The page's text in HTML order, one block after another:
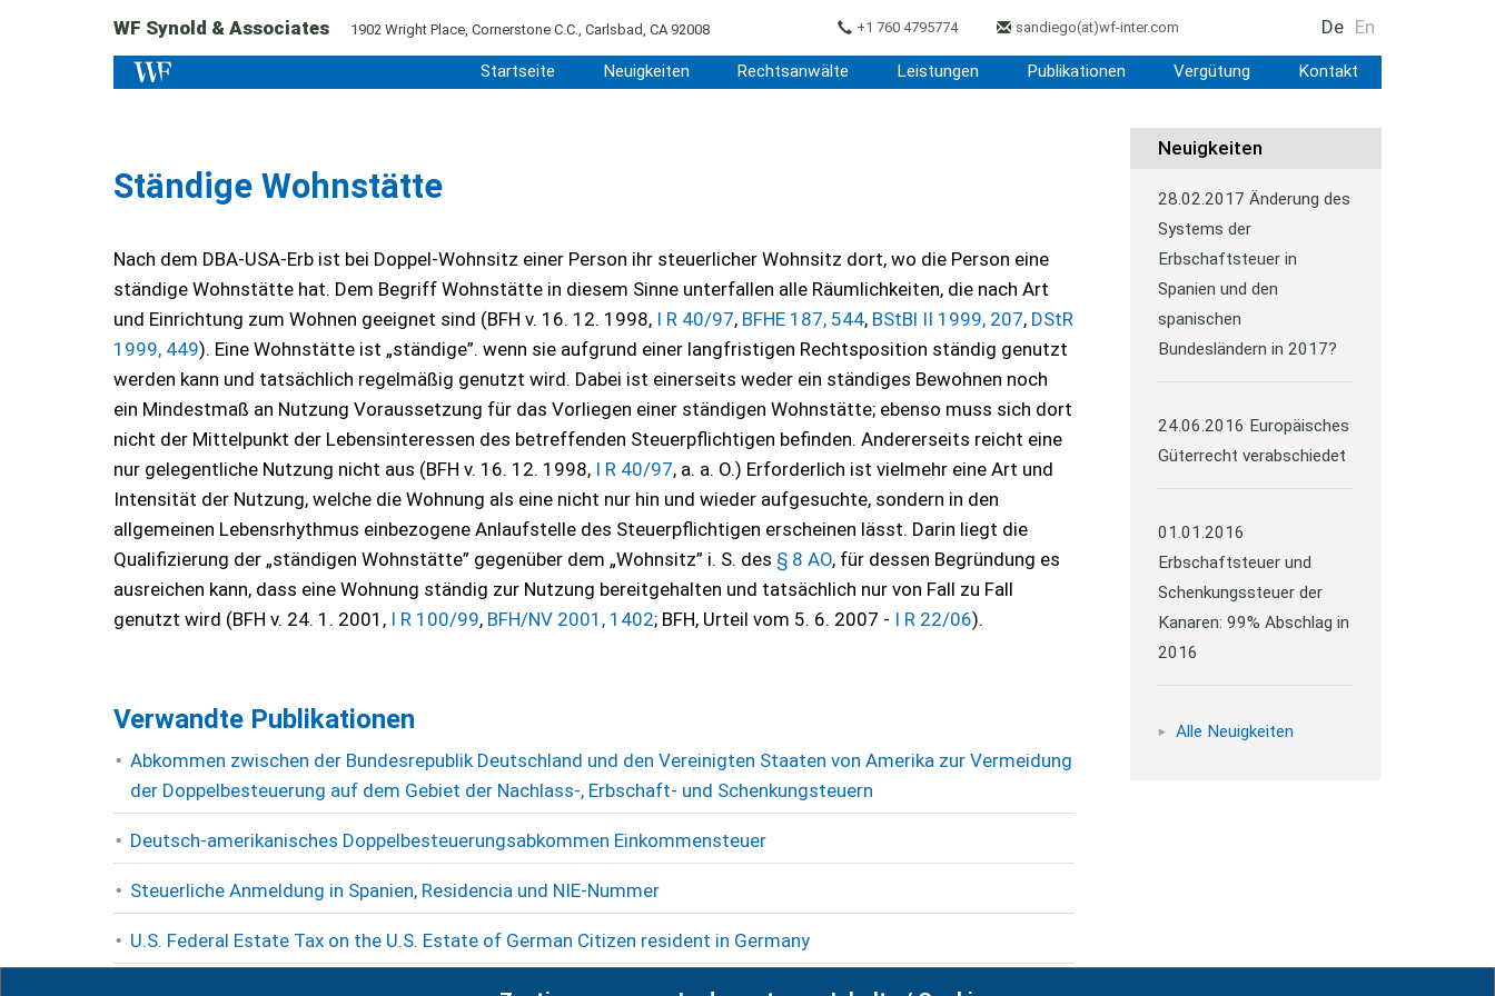
WF Synold & Associates 1902 Wright Place, Cornerstone C.C., Carlsbad, CA 92008 sandiego(at)wf-inter.com
+1 760 4795774 De En
Startseite Neuigkeiten Rechtsanwälte Leistungen Publikationen Vergütung Kontakt
Ständige Wohnstätte
Nach dem DBA-USA-Erb ist bei Doppel-Wohnsitz einer Person ihr steuerlicher Wohnsitz dort, wo die Person eine
ständige Wohnstätte hat. Dem Begriff Wohnstätte in diesem Sinne unterfallen alle Räumlichkeiten, die nach Art
und Einrichtung zum Wohnen geeignet sind (BFH v. 16. 12. 1998, I R 40/97, BFHE 187, 544, BStBl II 1999, 207, DStR
1999, 449). Eine Wohnstätte ist „ständige”. wenn sie aufgrund einer langfristigen Rechtsposition ständig genutzt
werden kann und tatsächlich regelmäßig genutzt wird. Dabei ist einerseits weder ein ständiges Bewohnen noch
ein Mindestmaß an Nutzung Voraussetzung für das Vorliegen einer ständigen Wohnstätte; ebenso muss sich dort
nicht der Mittelpunkt der Lebensinteressen des betreffenden Steuerpflichtigen befinden. Andererseits reicht eine
nur gelegentliche Nutzung nicht aus (BFH v. 16. 12. 1998, I R 40/97, a. a. O.) Erforderlich ist vielmehr eine Art und
Intensität der Nutzung, welche die Wohnung als eine nicht nur hin und wieder aufgesuchte, sondern in den
allgemeinen Lebensrhythmus einbezogene Anlaufstelle des Steuerpflichtigen erscheinen lässt. Darin liegt die
Qualifizierung der „ständigen Wohnstätte” gegenüber dem „Wohnsitz” i. S. des § 8 AO, für dessen Begründung es
ausreichen kann, dass eine Wohnung ständig zur Nutzung bereitgehalten und tatsächlich nur von Fall zu Fall
genutzt wird (BFH v. 24. 1. 2001, I R 100/99, BFH/NV 2001, 1402; BFH, Urteil vom 5. 6. 2007 - I R 22/06).
Verwandte Publikationen
Abkommen zwischen der Bundesrepublik Deutschland und den Vereinigten Staaten von Amerika zur Vermeidung
der Doppelbesteuerung auf dem Gebiet der Nachlass-, Erbschaft- und Schenkungsteuern
Deutsch-amerikanisches Doppelbesteuerungsabkommen Einkommensteuer
Steuerliche Anmeldung in Spanien, Residencia und NIE-Nummer
U.S. Federal Estate Tax on the U.S. Estate of German Citizen resident in Germany
Vermeidung der Doppelbesteuerung bei der Erbschaftsteuer nach dem DBA USA-Erb
Neuigkeiten
28.02.2017Änderung des
Systems der
Erbschaftsteuer in
Spanien und den
spanischen
Bundesländern in 2017?
24.06.2016 Europäisches
Güterrecht verabschiedet
01.01.2016
Erbschaftsteuer und
Schenkungssteuer der
Kanaren: 99% Abschlag in
2016
Alle Neuigkeiten